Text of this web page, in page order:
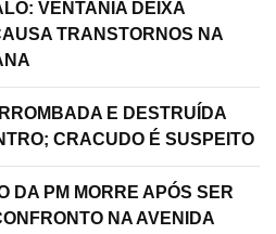
VENTANIA DEIXA
TRANSTORNOS NA
E DESTRUÍDA
CRACUDO É SUSPEITO
DA PM MORRE APÓS SER
NA AVENIDA